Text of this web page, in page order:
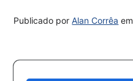
Publicado porAlan Corrêa em